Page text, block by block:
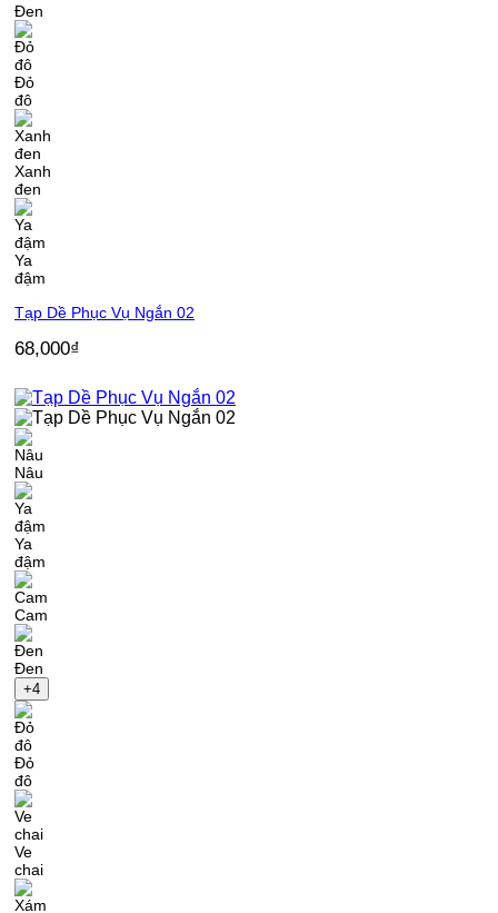
Đen
Đỏ
đô
Xanh
đen
Ya
đậm
Tạp Dề Phục Vụ Ngắn 02
68,000₫
Nâu
Ya
đậm
Cam
Đen
+4
Đỏ
đô
Ve
chai